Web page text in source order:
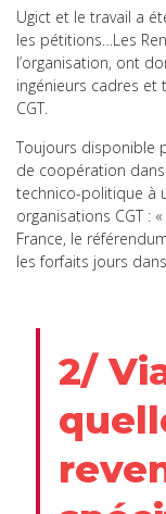
Ugict et le travail a
les pétitions…Les
l’organisation, ont
ingénieurs cadres et
CGT.
Toujours disponible
de coopération dans
technico-politique à
organisations CGT :
France, le
les forfaits jours
2/